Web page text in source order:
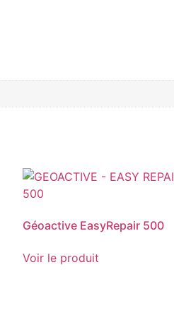
Géoactive EasyRepair 500
Voir le produit